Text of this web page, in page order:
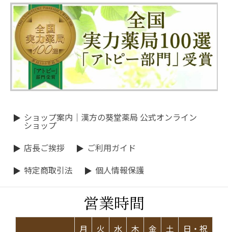
ショップ案内｜漢方の葵堂薬局 公式オンライン
ショップ
店長ご挨拶
ご利用ガイド
特定商取引法
個人情報保護
営業時間
月 火 水 木 金 土
日・祝